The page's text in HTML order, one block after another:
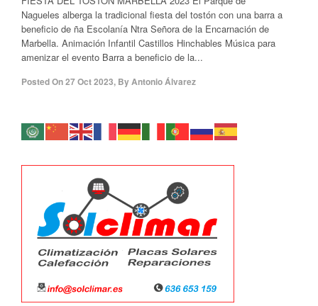
Nagueles alberga la tradicional fiesta del tostón con una barra a
beneficio de ña Escolanía Ntra Señora de la Encarnación de
Marbella. Animación Infantil Castillos Hinchables Música para
amenizar el evento Barra a beneficio de la...
Posted On27 Oct 2023, ByAntonio Álvarez